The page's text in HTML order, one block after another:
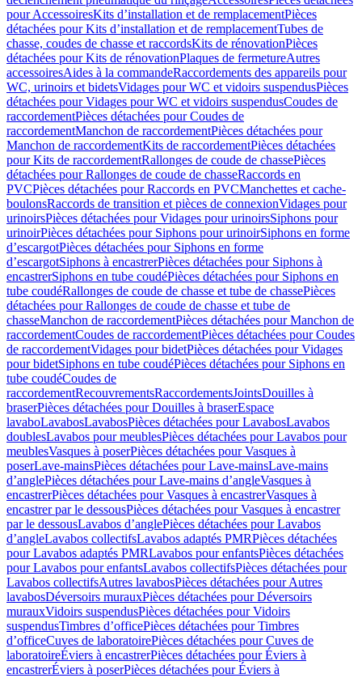
pour AccessoiresKits d’installation et de remplacementPièces
détachées pour Kits d’installation et de remplacementTubes de
chasse, coudes de chasse et raccordsKits de rénovationPièces
détachées pour Kits de rénovationPlaques de fermetureAutres
accessoiresAides à la commandeRaccordements des appareils pour
WC, urinoirs et bidetsVidages pour WC et vidoirs suspendusPièces
détachées pour Vidages pour WC et vidoirs suspendusCoudes de
raccordementPièces détachées pour Coudes de
raccordementManchon de raccordementPièces détachées pour
Manchon de raccordementKits de raccordementPièces détachées
pour Kits de raccordementRallonges de coude de chassePièces
détachées pour Rallonges de coude de chasseRaccords en
PVCPièces détachées pour Raccords en PVCManchettes et cache-
boulonsRaccords de transition et pièces de connexionVidages pour
urinoirsPièces détachées pour Vidages pour urinoirsSiphons pour
urinoirPièces détachées pour Siphons pour urinoirSiphons en forme
d’escargotPièces détachées pour Siphons en forme
d’escargotSiphons à encastrerPièces détachées pour Siphons à
encastrerSiphons en tube coudéPièces détachées pour Siphons en
tube coudéRallonges de coude de chasse et tube de chassePièces
détachées pour Rallonges de coude de chasse et tube de
chasseManchon de raccordementPièces détachées pour Manchon de
raccordementCoudes de raccordementPièces détachées pour Coudes
de raccordementVidages pour bidetPièces détachées pour Vidages
pour bidetSiphons en tube coudéPièces détachées pour Siphons en
tube coudéCoudes de
raccordementRecouvrementsRaccordementsJointsDouilles à
braserPièces détachées pour Douilles à braserEspace
lavaboLavabosLavabosPièces détachées pour LavabosLavabos
doublesLavabos pour meublesPièces détachées pour Lavabos pour
meublesVasques à poserPièces détachées pour Vasques à
poserLave-mainsPièces détachées pour Lave-mainsLave-mains
d’anglePièces détachées pour Lave-mains d’angleVasques à
encastrerPièces détachées pour Vasques à encastrerVasques à
encastrer par le dessousPièces détachées pour Vasques à encastrer
par le dessousLavabos d’anglePièces détachées pour Lavabos
d’angleLavabos collectifsLavabos adaptés PMRPièces détachées
pour Lavabos adaptés PMRLavabos pour enfantsPièces détachées
pour Lavabos pour enfantsLavabos collectifsPièces détachées pour
Lavabos collectifsAutres lavabosPièces détachées pour Autres
lavabosDéversoirs murauxPièces détachées pour Déversoirs
murauxVidoirs suspendusPièces détachées pour Vidoirs
suspendusTimbres dʼofficePièces détachées pour Timbres
dʼofficeCuves de laboratoirePièces détachées pour Cuves de
laboratoireÉviers à encastrerPièces détachées pour Éviers à
encastrerÉviers à poserPièces détachées pour Éviers à